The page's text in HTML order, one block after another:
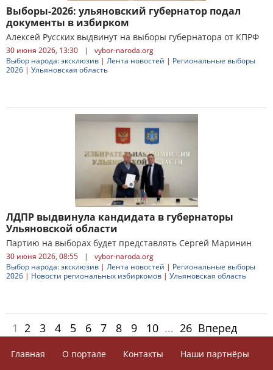
Выборы-2026: ульяновский губернатор подал
документы в избирком
Алексей Русских выдвинут на выборы губернатора от КПРФ
30 июня 2026, 13:30 |
vybor-naroda.org
Выбор народа: эксклюзив | Лента новостей | Региональные выборы
2026 | Ульяновская область
ЛДПР выдвинула кандидата в губернаторы
Ульяновской области
Партию на выборах будет представлять Сергей Маринин
30 июня 2026, 08:55 |
vybor-naroda.org
Выбор народа: эксклюзив | Лента новостей | Региональные выборы
2026 | Новости региональных избиркомов | Ульяновская область
1 2 3 4 5 6 7 8 9 10 ... 26 Вперед
Главная О портале Контакты
Наши партнёры